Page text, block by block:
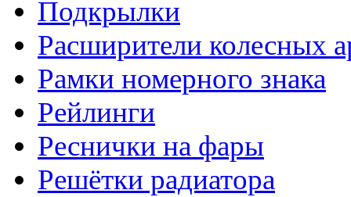
Подкрылки
Расширители колесных
Рамки номерного знака
Рейлинги
Реснички на фары
Решётки радиатора